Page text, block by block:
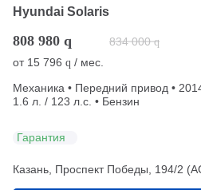
Hyundai Solaris
808 980 q 834 000 q
от 15 796 q / мес.
Механика • Передний привод •
1.6 л. / 123 л.с. • Бензин
Гарантия
Казань, Проспект Победы, 194/2